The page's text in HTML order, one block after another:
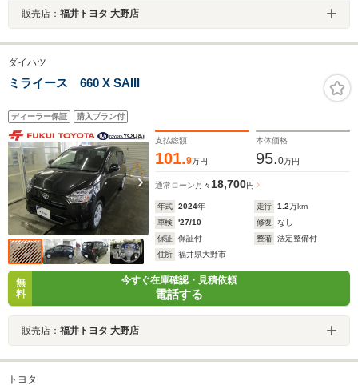
販売店： 福井トヨタ 大野店
ダイハツ
ミライース 660 X SAIII
ディーラー保証 購入プラン付
支払総額
101.9万円
本体価格
95.0万円
通常ローン 月々18,700円
年式 2024年 走行 1.2万km
車検
'27/10 修復
なし
保証
保証付 整備
法定整備付
住所
福井県大野市
無
料
今すぐ在庫確認・見積依頼
電話する
販売店： 福井トヨタ 大野店
トヨタ